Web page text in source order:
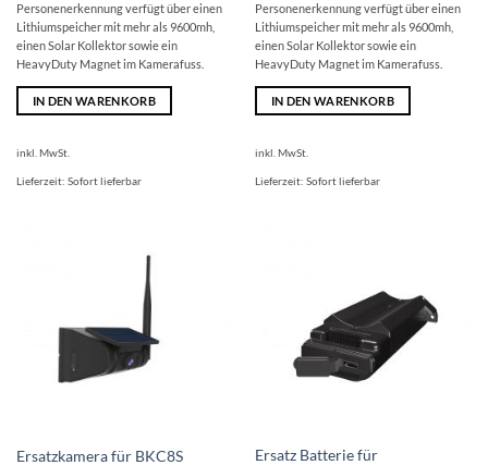
Personenerkennung verfügt über einen
Lithiumspeicher mit mehr als 9600mh,
einen Solar Kollektor sowie ein
HeavyDuty Magnet im Kamerafuss.
IN DEN WARENKORB
inkl. MwSt.
Lieferzeit: Sofort lieferbar
Personenerkennung verfügt über einen
Lithiumspeicher mit mehr als 9600mh,
einen Solar Kollektor sowie ein
HeavyDuty Magnet im Kamerafuss.
IN DEN WARENKORB
inkl. MwSt.
Lieferzeit: Sofort lieferbar
Ersatzkamera für BKC8S
Ersatz Batterie für